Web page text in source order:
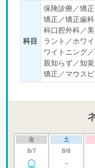
科目
保険診療／矯
矯正／矯正歯
科口腔外科／
ラント／ホワ
ワイトニング
親知らず／知
矯正／マウス
金
8/7
土
8/8
-